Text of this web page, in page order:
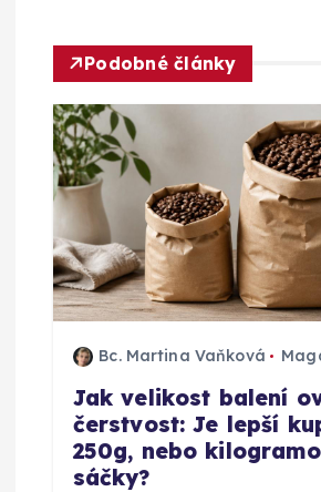
c
e
p
r
o
p
Podobné články
Bc. Martina Vaňková
Jak velikost balení
čerstvost: Je lepší
250g, nebo
sáčky?